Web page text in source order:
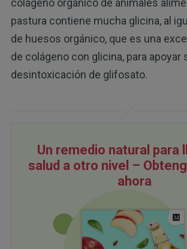
colágeno orgánico de animales
pastura contiene mucha glicina, al
de huesos orgánico, que es una
de colágeno con glicina, para apoyar
desintoxicación de glifosato.
Un remedio natural para
salud a otro nivel –
ahora